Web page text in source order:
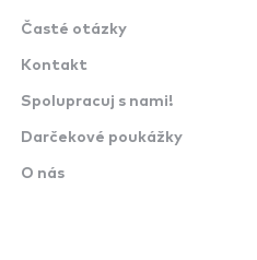
Časté otázky
Kontakt
Spolupracuj s nami!
Darčekové poukážky
O nás